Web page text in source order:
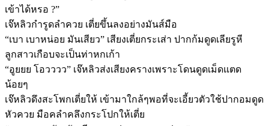
เข้าได้หรอ ?”
เจ๊หลิวกำรูดลำควย เตี่ยขึ้นลงอย่างมันส์มือ
“เบา เบาหน่อย มันเสียว” เสียงเตี่ยกระเส่า ปากก้มดูดเลียรูหี
ลูกสาวเกือบจะเป็นท่าหกเก้า
“อูยยย โอวววว” เจ๊หลิวส่งเสียงครางเพราะโดนดูดเม็ดแตด
น้อยๆ
เจ๊หลิวดึงสะโพกเตี่ยให้ เข้ามาใกล้ๆพอที่จะเอี้ยวตัวใช้ปากอมดูด
หัวควย มือคลำคลึงกระโปกให้เตี่ย